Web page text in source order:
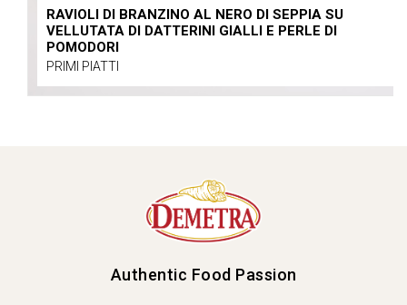
RAVIOLI DI BRANZINO AL NERO DI SEPPIA SU
VELLUTATA DI DATTERINI GIALLI E PERLE DI
POMODORI
PRIMI PIATTI
Authentic Food Passion